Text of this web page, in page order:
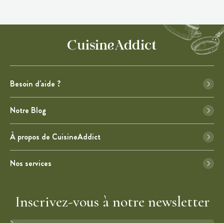
Besoin d'aide ?
Notre Blog
À propos de CuisineAddict
Nos services
Inscrivez-vous à notre newsletter